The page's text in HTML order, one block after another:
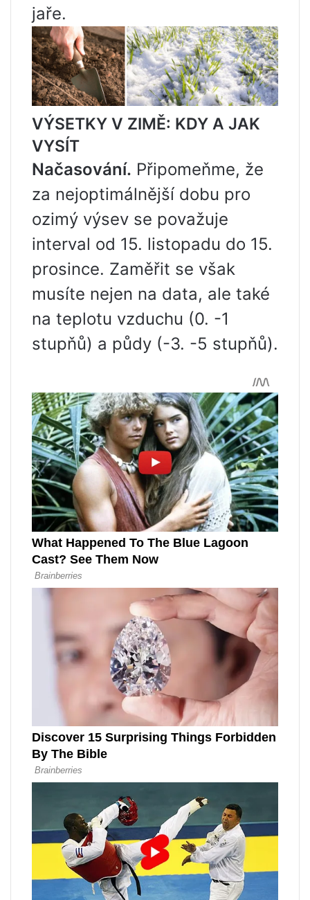
jaře.
VÝSETKY V ZIMĚ: KDY A JAK
VYSÍT
Načasování. Připomeňme, že
za nejoptimálnější dobu pro
ozimý výsev se považuje
interval od 15. listopadu do 15.
prosince. Zaměřit se však
musíte nejen na data, ale také
na teplotu vzduchu (0. -1
stupňů) a půdy (-3. -5 stupňů).